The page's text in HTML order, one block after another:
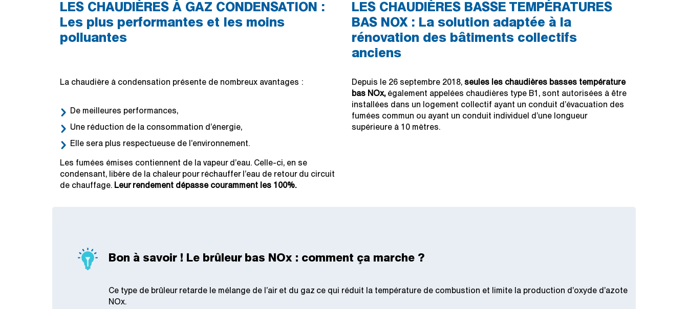
LES CHAUDIÈRES À GAZ CONDENSATION :
Les plus performantes et les moins
polluantes
LES CHAUDIÈRES BASSE TEMPÉRATURES
BAS NOX : La solution adaptée à la
rénovation des bâtiments collectifs
anciens
La chaudière à condensation présente de nombreux avantages :
De meilleures performances,
Une réduction de la consommation d’énergie,
Elle sera plus respectueuse de l’environnement.
Les fumées émises contiennent de la vapeur d’eau. Celle-ci, en se
condensant, libère de la chaleur pour réchauffer l’eau de retour du circuit
de chauffage. Leur rendement dépasse couramment les 100%.
Depuis le 26 septembre 2018, seules les chaudières basses température
bas NOx,également appelées chaudières type B1, sont autorisées à être
installées dans un logement collectif ayant un conduit d’évacuation des
fumées commun ou ayant un conduit individuel d’une longueur
supérieure à 10 mètres.
Bon à savoir ! Le brûleur bas NOx : comment ça marche ?
Ce type de brûleur retarde le mélange de l’air et du gaz ce qui réduit la température de combustion et limite la production d’oxyde d’azote
NOx.